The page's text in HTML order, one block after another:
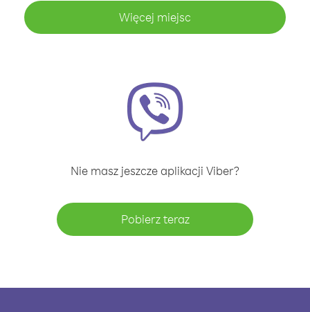
Więcej miejsc
Nie masz jeszcze aplikacji Viber?
Pobierz teraz